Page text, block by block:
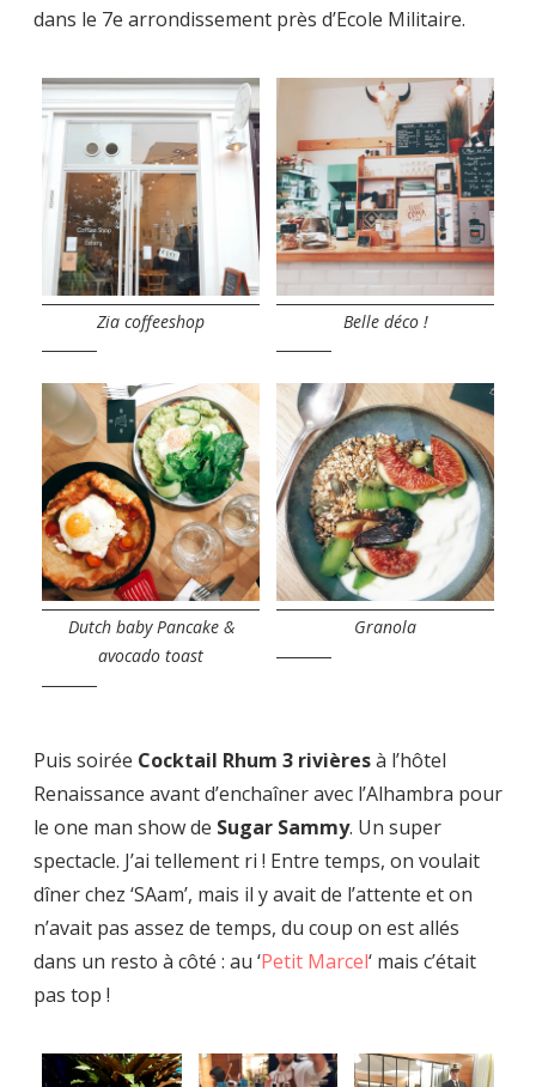
dans le 7e arrondissement près d’Ecole Militaire.
Zia coffeeshop Belle déco !
Dutch baby Pancake &
avocado toast
Granola
Puis soirée Cocktail Rhum 3 rivièresà l’hôtel
Renaissance avant d’enchaîner avec l’Alhambra pour
le one man show de Sugar Sammy. Un super
spectacle. J’ai tellement ri ! Entre temps, on voulait
dîner chez ‘SAam’, mais il y avait de l’attente et on
n’avait pas assez de temps, du coup on est allés
dans un resto à côté : au ‘Petit Marcel‘ mais c’était
pas top !